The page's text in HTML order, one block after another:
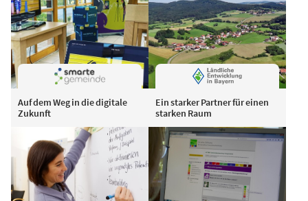
Auf dem Weg in die digitale
Zukunft
Ein starker Partner für einen
starken Raum